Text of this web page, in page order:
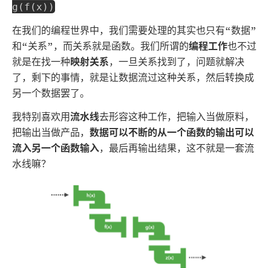
g(f(x))
在我们的编程世界中，我们需要处理的其实也只有“数据”
和“关系”，而关系就是函数。我们所谓的编程工作也不过
就是在找一种映射关系，一旦关系找到了，问题就解决
了，剩下的事情，就是让数据流过这种关系，然后转换成
另一个数据罢了。
我特别喜欢用流水线去形容这种工作，把输入当做原料，
把输出当做产品， 数据可以不断的从一个函数的输出可以
流入另一个函数输入，最后再输出结果，这不就是一套流
水线嘛？